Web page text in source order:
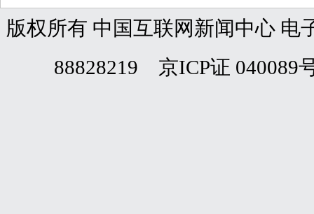
版权所有 中国互联网新闻中心 电
88828219 京ICP证 040089